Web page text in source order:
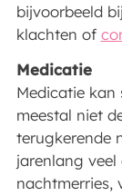
bijvoorbeeld bij
klachten of
Medicatie
Medicatie kan
meestal niet
terugkerende
jarenlang
nachtmerries,